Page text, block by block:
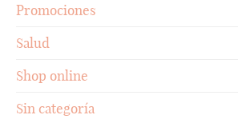
Promociones
Salud
Shop online
Sin categoría